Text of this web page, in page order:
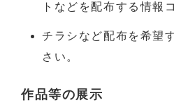
トなどを配布する情報
チラシなど配布を希望
さい。
作品等の展示